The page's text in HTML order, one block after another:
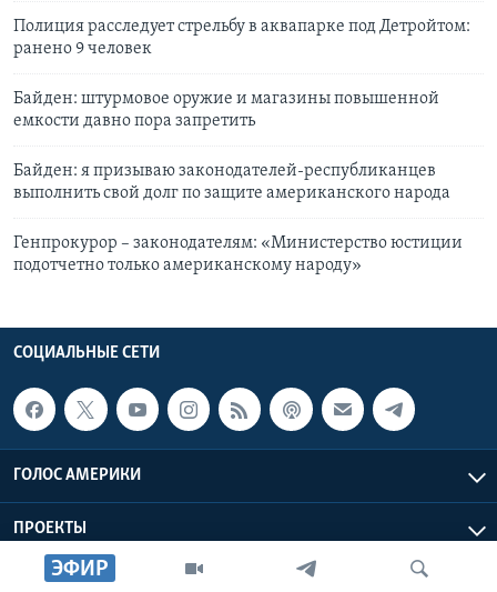
ЭФИР
Полиция расследует стрельбу в аквапарке под Детройтом:
ранено 9 человек
Байден: штурмовое оружие и магазины повышенной
емкости давно пора запретить
Байден: я призываю законодателей-республиканцев
выполнить свой долг по защите американского народа
Генпрокурор – законодателям: «Министерство юстиции
подотчетно только американскому народу»
СОЦИАЛЬНЫЕ СЕТИ
ГОЛОС АМЕРИКИ
ПРОЕКТЫ